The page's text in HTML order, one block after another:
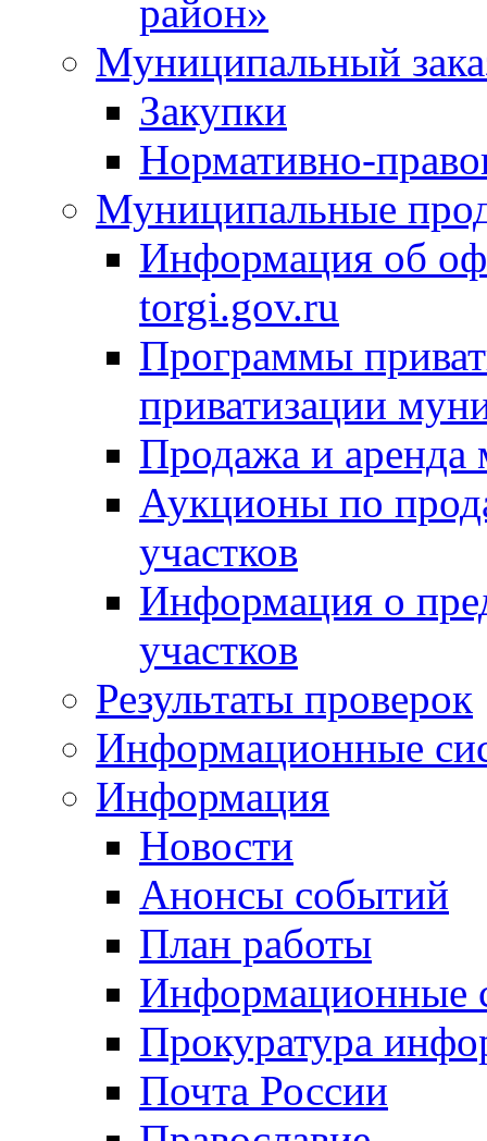
район»
Муниципальный
Закупки
Нормативно-
Муниципальные
Информация об
torgi.gov.ru
Программы
приватизации
Продажа и аренда
Аукционы по
участков
Информация о
участков
Результаты проверок
Информационные
Информация
Новости
Анонсы событий
План работы
Информационные
Прокуратура
Почта России